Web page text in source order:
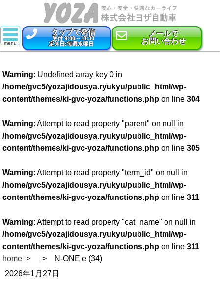
タップで発信
受付 9:00～18:30
定休日:毎週水曜日
メールで
お問い合わせ
新車
特選中古車
車検
点検・整備
コーティング
Warning: Undefined array key 0 in
/home/gvc5/yozajidousya.ryukyu/public_html/wp-
content/themes/ki-gvc-yoza/functions.php on line 304
Warning: Attempt to read property "parent" on null in
/home/gvc5/yozajidousya.ryukyu/public_html/wp-
content/themes/ki-gvc-yoza/functions.php on line 305
Warning: Attempt to read property "term_id" on null in
/home/gvc5/yozajidousya.ryukyu/public_html/wp-
content/themes/ki-gvc-yoza/functions.php on line 311
Warning: Attempt to read property "cat_name" on null in
/home/gvc5/yozajidousya.ryukyu/public_html/wp-
content/themes/ki-gvc-yoza/functions.php on line 311
home
N-ONE e (34)
2026年1月27日